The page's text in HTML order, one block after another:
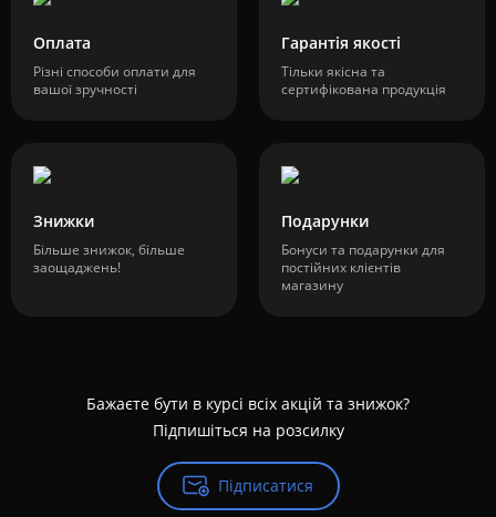
Оплата
Різні способи оплати для
вашої зручності
Гарантія якості
Тільки якісна та
сертифікована продукція
Знижки
Більше знижок, більше
заощаджень!
Подарунки
Бонуси та подарунки для
постійних клієнтів
магазину
Бажаєте бути в курсі всіх акцій та знижок?
Підпишіться на розсилку
Підписатися